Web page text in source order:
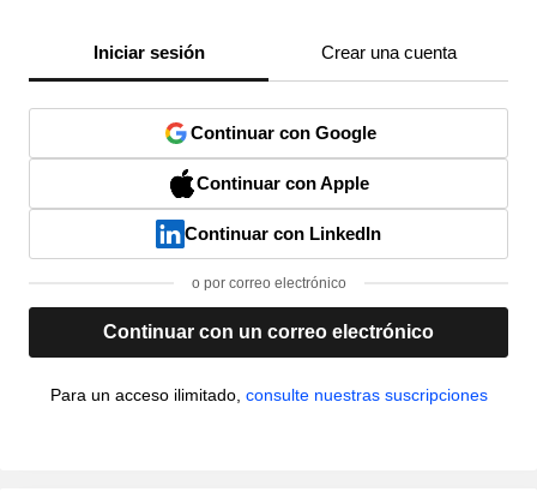
Iniciar sesión Crear una cuenta
Continuar con Google
Continuar con Apple
Continuar con LinkedIn
o por correo electrónico
Continuar con un correo electrónico
Para un acceso ilimitado, consulte nuestras suscripciones